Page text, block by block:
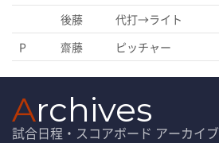
後藤
代打→ライト
P
齋藤 ピッチャー
Archives
試合日程・スコアボード アーカイブ